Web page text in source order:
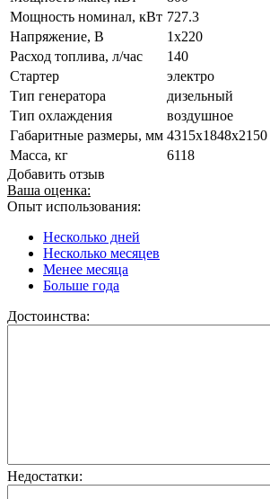
Мощность номинал, кВт 727.3
Напряжение, В
1x220
Расход топлива, л/час
140
Стартер
электро
Тип генератора
дизельный
Тип охлаждения
воздушное
Габаритные размеры, мм 4315x1848x2150
Масса, кг
6118
Добавить отзыв
Ваша оценка:
Опыт использования:
Несколько дней
Несколько месяцев
Менее месяца
Больше года
Достоинства:
Недостатки: